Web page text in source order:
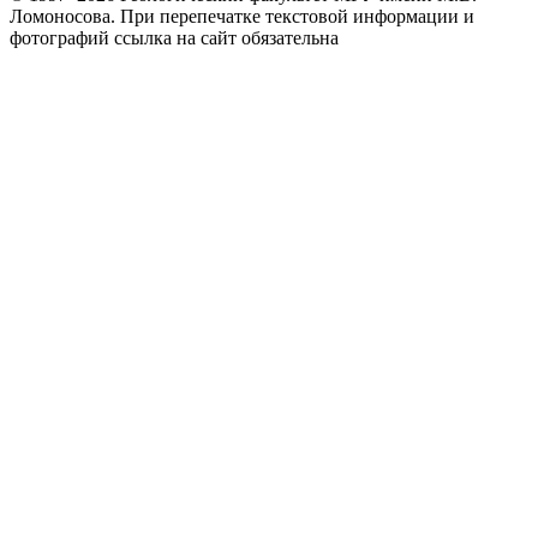
Ломоносова. При перепечатке текстовой информации и
фотографий ссылка на сайт обязательна